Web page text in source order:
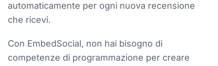
automaticamente per ogni nuova recensione
che ricevi.
Con EmbedSocial, non hai bisogno di
competenze di programmazione per creare